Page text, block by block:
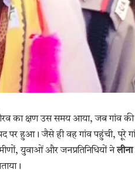
का क्षण उस समय आया, जब गांव की
पर हुआ। जैसे ही वह गांव पहुंची, पूरे
युवाओं और जनप्रतिनिधियों नेलीना